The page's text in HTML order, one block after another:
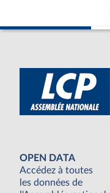
OPEN DATA
Accédez à toutes
les données de